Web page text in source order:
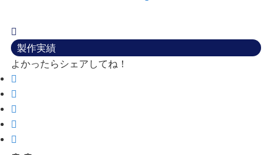
製作実績
よかったらシェアしてね！